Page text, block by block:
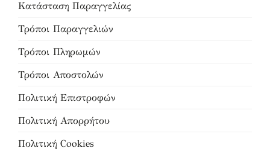
Κατάσταση Παραγγελίας
Τρόποι Παραγγελιών
Τρόποι Πληρωμών
Τρόποι Αποστολών
Πολιτική Επιστροφών
Πολιτική Απορρήτου
Πολιτική Cookies